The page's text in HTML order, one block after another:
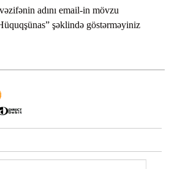
adını email-in mövzu
şəklində göstərməyiniz